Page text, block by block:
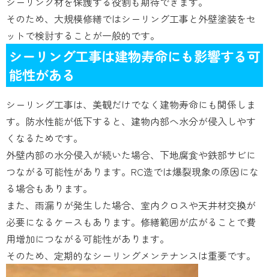
そのため、大規模修繕ではシーリング工事と外壁塗装をセ
ットで検討することが一般的です。
シーリング工事は建物寿命にも影響する可
能性がある
シーリング工事は、美観だけでなく建物寿命にも関係しま
す。防水性能が低下すると、建物内部へ水分が侵入しやす
くなるためです。
外壁内部の水分侵入が続いた場合、下地腐食や鉄部サビに
つながる可能性があります。RC造では爆裂現象の原因にな
る場合もあります。
また、雨漏りが発生した場合、室内クロスや天井材交換が
必要になるケースもあります。修繕範囲が広がることで費
用増加につながる可能性があります。
そのため、定期的なシーリングメンテナンスは重要です。